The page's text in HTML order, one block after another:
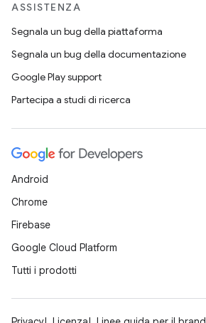
ASSISTENZA
Segnala un bug della piattaforma
Segnala un bug della documentazione
Google Play support
Partecipa a studi di ricerca
Android
Chrome
Firebase
Google Cloud Platform
Tutti i prodotti